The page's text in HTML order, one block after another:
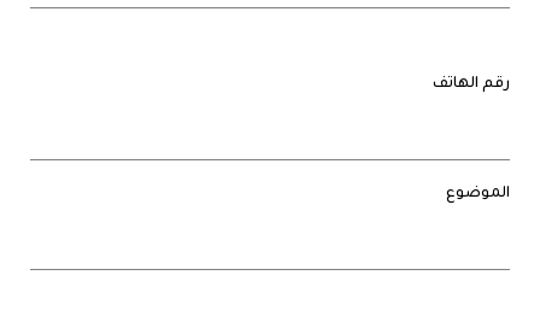
رقم الهاتف
الموضوع